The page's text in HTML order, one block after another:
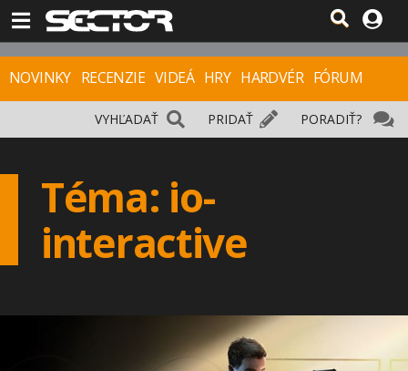
NOVINKY RECENZIE VIDEÁ HRY HARDVÉR FÓRUM
PORADIŤ?
PRIDAŤ
VYHĽADAŤ
Téma: io-
interactive